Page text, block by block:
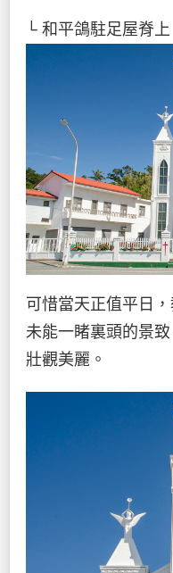
└ 和平鴿駐足屋脊上
可惜當天正值平日
未能一睹裏頭的景
壯觀美麗。